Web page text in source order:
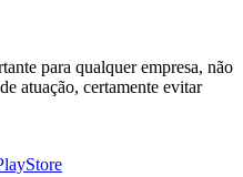
para qualquer empresa, não
atuação, certamente evitar